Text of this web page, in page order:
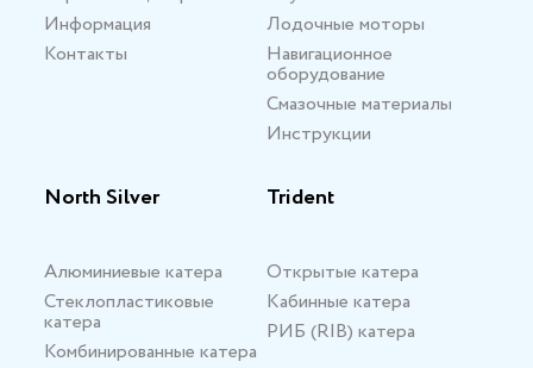
Информация
Контакты
Лодочные моторы
Навигационное
оборудование
Смазочные материалы
Инструкции
North Silver
Алюминиевые катера
Стеклопластиковые
катера
Комбинированные катера
Trident
Открытые катера
Кабинные катера
РИБ (RIB) катера